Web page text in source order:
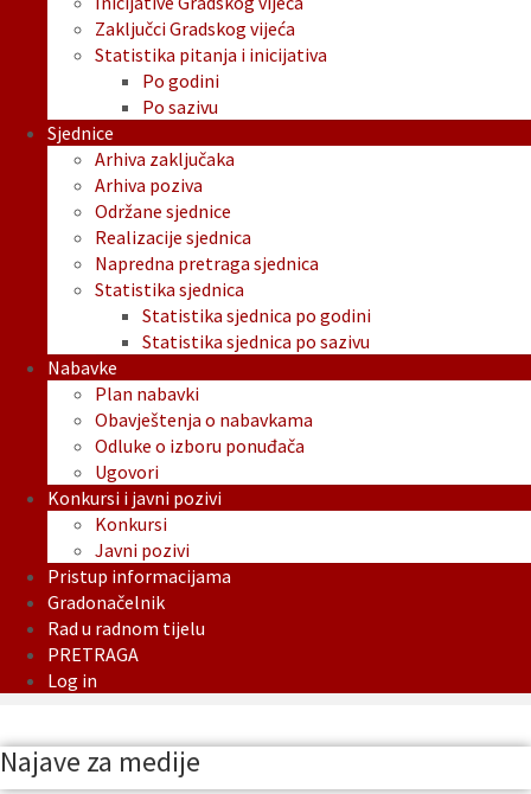
Zaključci Gradskog vijeća
Statistika pitanja i inicijativa
Po godini
Po sazivu
Sjednice
Arhiva zaključaka
Arhiva poziva
Održane sjednice
Realizacije sjednica
Napredna pretraga sjednica
Statistika sjednica
Statistika sjednica po godini
Statistika sjednica po sazivu
Nabavke
Plan nabavki
Obavještenja o nabavkama
Odluke o izboru ponuđača
Ugovori
Konkursi i javni pozivi
Konkursi
Javni pozivi
Pristup informacijama
Gradonačelnik
Rad u radnom tijelu
PRETRAGA
Log in
Najave za medije